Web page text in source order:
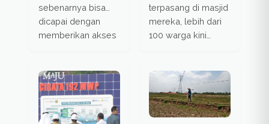
sebenarnya bisa
dicapai dengan
memberikan akses
masyarakat. Tinggal
menunggu
kebijakan
pemerintah saja.
terpasang di masjid
mereka, lebih dari
100 warga kini
energi dari sumber
terbarukan.